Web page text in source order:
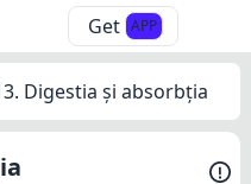
Get APP
Digestia și absorbția